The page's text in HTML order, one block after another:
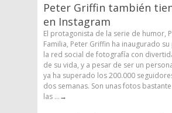
Peter Griffin también
en Instagram
El protagonista de la serie de humor,
Familia, Peter Griffin ha inaugurado su
la red social de fotografía con
de su vida, y a pesar de ser un
ya ha superado los 200.000
dos semanas. Son unas fotos
las ...→